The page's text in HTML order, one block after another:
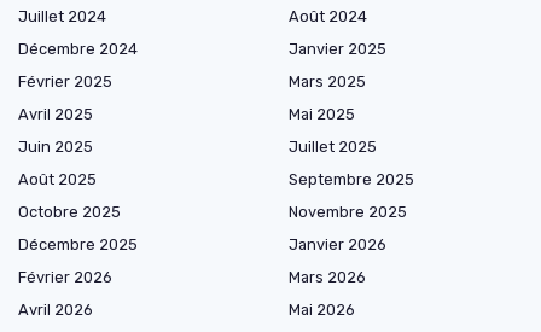
Juillet 2024
Août 2024
Décembre 2024
Janvier 2025
Février 2025
Mars 2025
Avril 2025
Mai 2025
Juin 2025
Juillet 2025
Août 2025
Septembre 2025
Octobre 2025
Novembre 2025
Décembre 2025
Janvier 2026
Février 2026
Mars 2026
Avril 2026
Mai 2026